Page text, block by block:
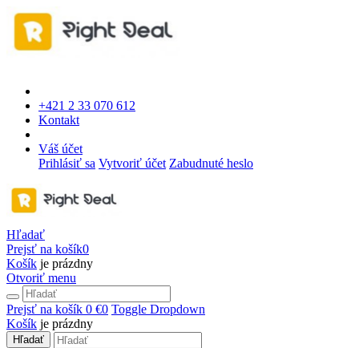
+421 2 33 070 612
Kontakt
Váš účet
Prihlásiť sa Vytvoriť účet Zabudnuté heslo
Hľadať
Prejsť na košík0
Košík je prázdny
Otvoriť menu
Prejsť na košík 0 €0 Toggle Dropdown
Košík je prázdny
Hľadať